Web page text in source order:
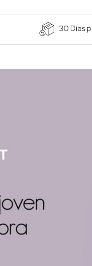
30 Días